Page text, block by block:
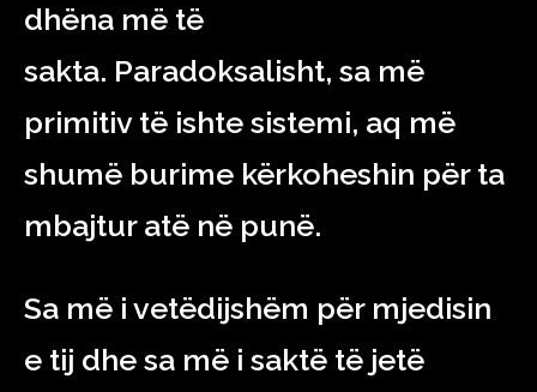
dhëna më të
sakta. Paradoksalisht, sa më
primitiv të ishte sistemi, aq më
shumë burime kërkoheshin për ta
mbajtur atë në punë.
Sa më i vetëdijshëm për mjedisin
e tij dhe sa më i saktë të jetë